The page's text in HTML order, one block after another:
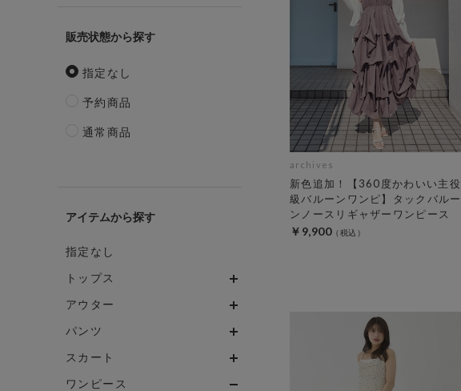
販売状態
指定なし
予約商品
通常商品
アイテム
指定なし
トップス
アウター
パンツ
スカート
ワンピース
archives
新色追加！【360度かわいい主役
級バルーンワンピ】タックバルー
ンノースリギャザーワンピース
￥9,900